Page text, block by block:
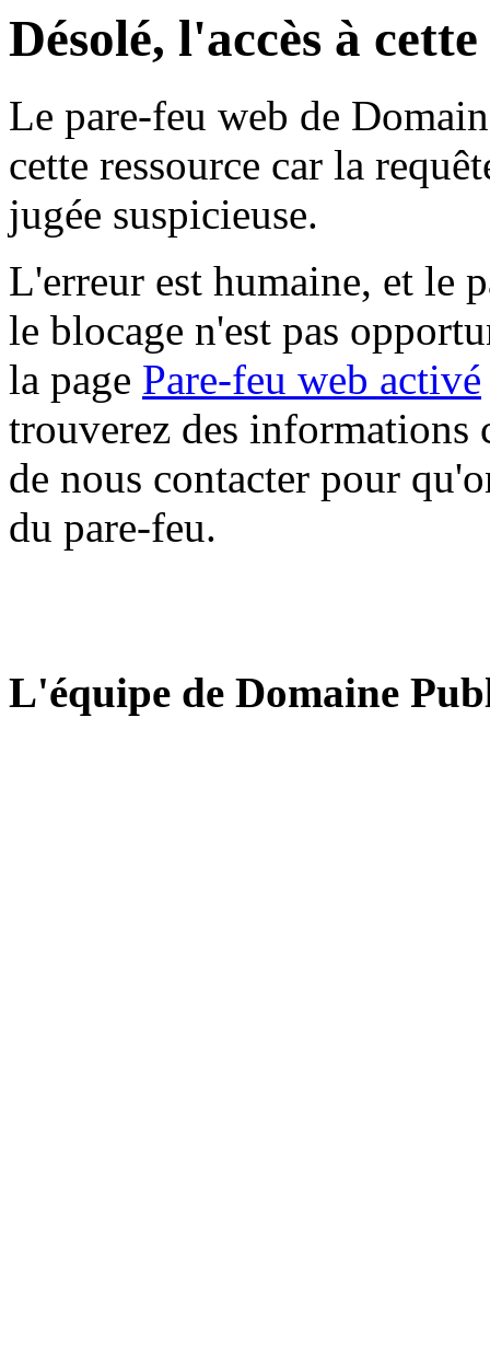
Désolé, l'accès à
Le pare-feu web de
cette ressource car la
jugée suspicieuse.
L'erreur est humaine, et le
le blocage n'est pas
la page Pare-feu web activé
trouverez des informations
de nous contacter pour
du pare-feu.
L'équipe de Domaine